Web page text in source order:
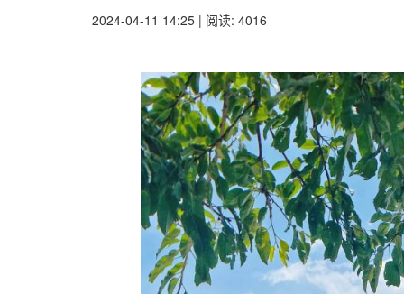
2024-04-11 14:25 | 阅读: 4016